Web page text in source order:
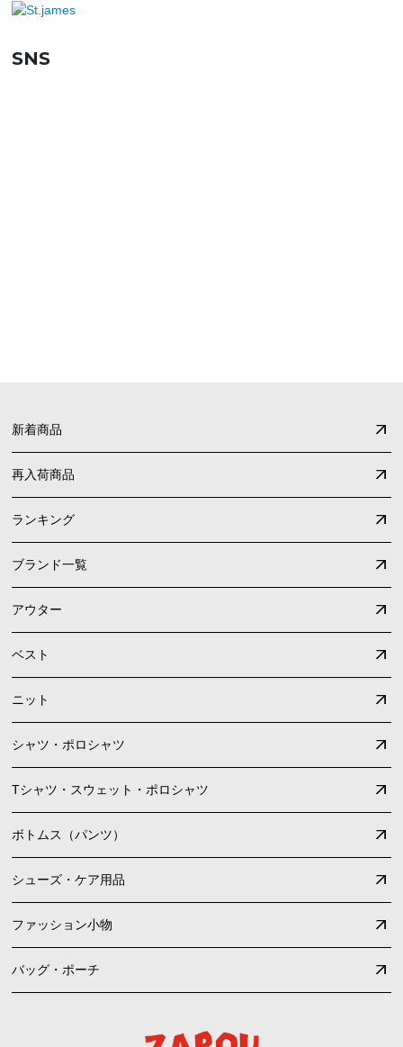
SNS
新着商品
再入荷商品
ランキング
ブランド一覧
アウター
ベスト
ニット
シャツ・ポロシャツ
Tシャツ・スウェット・ポロシャツ
ボトムス（パンツ）
シューズ・ケア用品
ファッション小物
バッグ・ポーチ